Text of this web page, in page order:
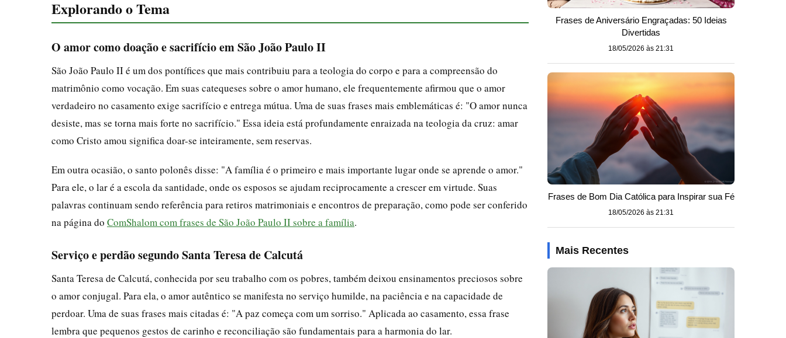
Explorando o Tema
O amor como doação e sacrifício em São João Paulo II
São João Paulo II é um dos pontífices que mais contribuiu para a teologia do corpo e para a compreensão do
matrimônio como vocação. Em suas catequeses sobre o amor humano, ele frequentemente afirmou que o amor
verdadeiro no casamento exige sacrifício e entrega mútua. Uma de suas frases mais emblemáticas é: "O amor nunca
desiste, mas se torna mais forte no sacrifício." Essa ideia está profundamente enraizada na teologia da cruz: amar
como Cristo amou significa doar-se inteiramente, sem reservas.
Em outra ocasião, o santo polonês disse: "A família é o primeiro e mais importante lugar onde se aprende o amor."
Para ele, o lar é a escola da santidade, onde os esposos se ajudam reciprocamente a crescer em virtude. Suas
palavras continuam sendo referência para retiros matrimoniais e encontros de preparação, como pode ser conferido
na página do ComShalom com frases de São João Paulo II sobre a família.
Serviço e perdão segundo Santa Teresa de Calcutá
Santa Teresa de Calcutá, conhecida por seu trabalho com os pobres, também deixou ensinamentos preciosos sobre
o amor conjugal. Para ela, o amor autêntico se manifesta no serviço humilde, na paciência e na capacidade de
perdoar. Uma de suas frases mais citadas é: "A paz começa com um sorriso." Aplicada ao casamento, essa frase
lembra que pequenos gestos de carinho e reconciliação são fundamentais para a harmonia do lar.
Frases de Aniversário Engraçadas: 50 Ideias
Divertidas
18/05/2026 às 21:31
Frases de Bom Dia Católica para Inspirar sua Fé
18/05/2026 às 21:31
Mais Recentes